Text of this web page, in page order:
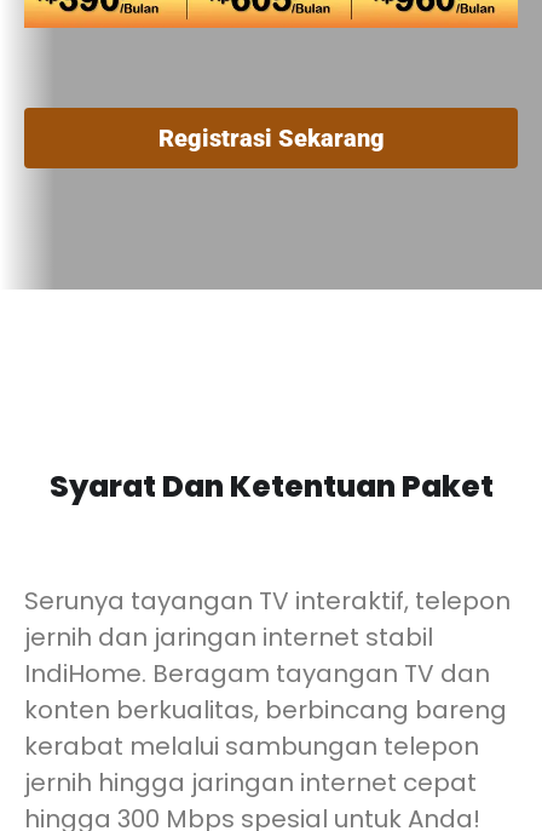
Registrasi Sekarang
Syarat Dan Ketentuan Paket
Serunya tayangan TV interaktif, telepon
jernih dan jaringan internet stabil
IndiHome. Beragam tayangan TV dan
konten berkualitas, berbincang bareng
kerabat melalui sambungan telepon
jernih hingga jaringan internet cepat
hingga 300 Mbps spesial untuk Anda!